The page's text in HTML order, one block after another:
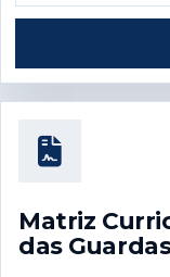
Matriz
das